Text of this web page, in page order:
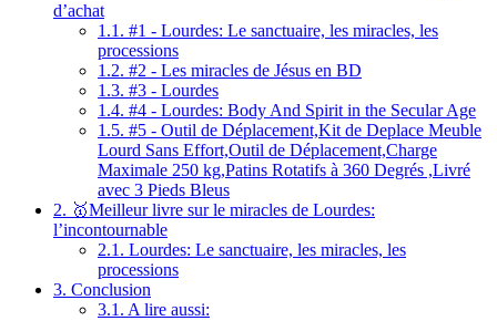
d’achat
1.1. #1 - Lourdes: Le sanctuaire, les miracles, les
processions
1.2. #2 - Les miracles de Jésus en BD
1.3. #3 - Lourdes
1.4. #4 - Lourdes: Body And Spirit in the Secular Age
1.5. #5 - Outil de Déplacement,Kit de Deplace Meuble
Lourd Sans Effort,Outil de Déplacement,Charge
Maximale 250 kg,Patins Rotatifs à 360 Degrés ,Livré
avec 3 Pieds Bleus
2. 🥇Meilleur livre sur le miracles de Lourdes:
l’incontournable
2.1. Lourdes: Le sanctuaire, les miracles, les
processions
3. Conclusion
3.1. A lire aussi: